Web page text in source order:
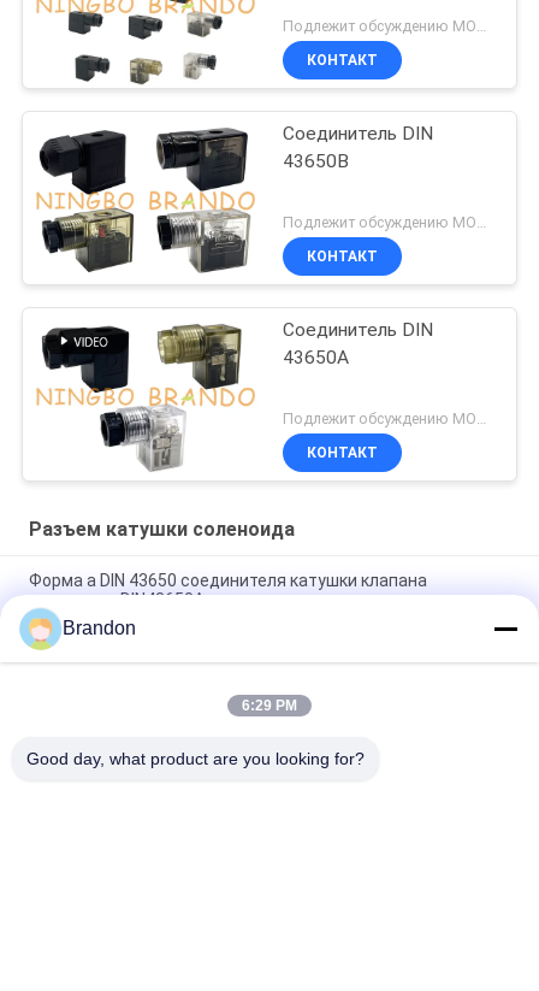
Подлежит обсуждению MOQ:3ПКС
КОНТАКТ
Соединитель DIN
43650B
Подлежит обсуждению MOQ:3ПКС
КОНТАКТ
Соединитель DIN
43650A
КОНТАКТ
Разъем катушки соленоида
Форма a DIN 43650 соединителя катушки клапана
соленоида DIN43650A прозрачная
Соединитель катушки клапана соленоида DIN43650A с
типом a DIN 43650 СИД
DIN 43650 a черноты соединителя штепсельной вилки
Brandon
6:29 PM
Good day, what product are you looking for?